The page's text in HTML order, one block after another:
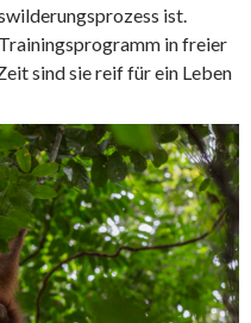
ist.
in freier
sind sie reif für ein Leben